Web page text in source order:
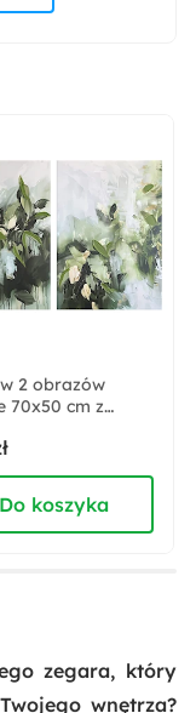
2 obrazów
70x50 cm z
Do koszyka
zegara, który
wnętrza?